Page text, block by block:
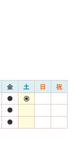
金 土 日 祝